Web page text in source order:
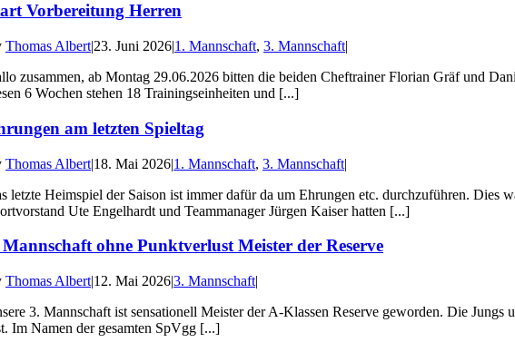
Vorbereitung Herren
Thomas Albert|23. Juni 2026|1. Mannschaft,3. Mannschaft|
zusammen, ab Montag 29.06.2026 bitten die beiden Cheftrainer Florian Gräf und
6 Wochen stehen 18 Trainingseinheiten und [...]
am letzten Spieltag
Thomas Albert|18. Mai 2026|1. Mannschaft,3. Mannschaft|
letzte Heimspiel der Saison ist immer dafür da um Ehrungen etc. durchzuführen. Dies
Ute Engelhardt und Teammanager Jürgen Kaiser hatten [...]
ohne Punktverlust Meister der Reserve
Thomas Albert|12. Mai 2026|3. Mannschaft|
3. Mannschaft ist sensationell Meister der A-Klassen Reserve geworden. Die
Im Namen der gesamten SpVgg [...]